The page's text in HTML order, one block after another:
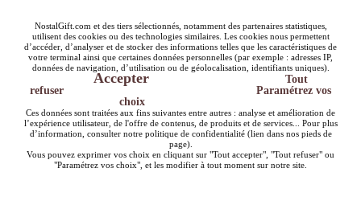
NostalGift.com et des tiers sélectionnés, notamment des partenaires statistiques,
utilisent des cookies ou des technologies similaires. Les cookies nous permettent
d’accéder, d’analyser et de stocker des informations telles que les caractéristiques de
votre terminal ainsi que certaines données personnelles (par exemple : adresses IP,
données de navigation, d’utilisation ou de géolocalisation, identifiants uniques).
Accepter
Tout
refuser
Paramétrez vos
choix
Ces données sont traitées aux fins suivantes entre autres : analyse et amélioration de
l’expérience utilisateur, de l'offre de contenus, de produits et de services... Pour plus
d’information, consulter notre politique de confidentialité (lien dans nos pieds de
page).
Vous pouvez exprimer vos choix en cliquant sur "Tout accepter", "Tout refuser" ou
"Paramétrez vos choix", et les modifier à tout moment sur notre site.